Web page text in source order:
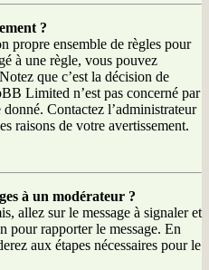
?
propre ensemble de règles pour
à une règle, vous pouvez
que c’est la décision de
Limited n’est pas concerné par
donné. Contactez l’administrateur
raisons de votre avertissement.
à un modérateur ?
allez sur le message à signaler et
pour rapporter le message. En
aux étapes nécessaires pour le